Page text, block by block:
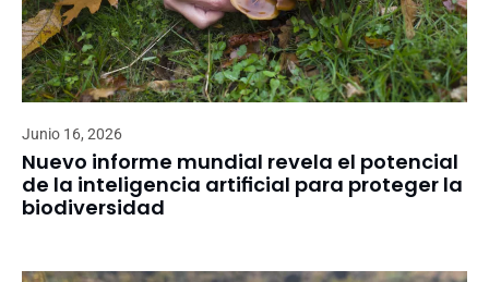
Junio 16, 2026
Nuevo informe mundial revela el potencial
de la inteligencia artificial para proteger la
biodiversidad